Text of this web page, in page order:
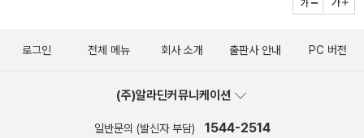
스러운 것이다. ◎ 이보다 더 고독할 수는 없다! 고독력(孤獨力) 만
는 것이 아니라 우리 곁에 항상 같이 있는 것이다. 고독에는 외부가,
는 허망하게 끝이 날 수밖에 없다. 그리하여 나는 고독 외부로 탈출하
려 하는 대신 고독과 어울려 사는 법을 배우기 시작했다. 고독은 너무
로그인 전체 메뉴 회사 소개 출판사 안내 PC 버전
(주)알라딘커뮤니케이션
일반문의 (발신자 부담) 1544-2514